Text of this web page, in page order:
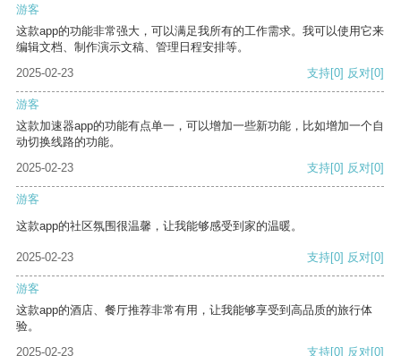
游客
这款app的功能非常强大，可以满足我所有的工作需求。我可以使用它来
编辑文档、制作演示文稿、管理日程安排等。
2025-02-23
支持[0] 反对[0]
游客
这款加速器app的功能有点单一，可以增加一些新功能，比如增加一个自
动切换线路的功能。
2025-02-23
支持[0] 反对[0]
游客
这款app的社区氛围很温馨，让我能够感受到家的温暖。
2025-02-23 支持[0] 反对[0]
游客
这款app的酒店、餐厅推荐非常有用，让我能够享受到高品质的旅行体
验。
2025-02-23
支持[0] 反对[0]